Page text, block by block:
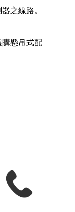
之線路。
購懸吊式配